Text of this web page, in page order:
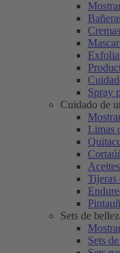
Spray
Cuidado de
Limas
Tijeras
Sets de
Sets